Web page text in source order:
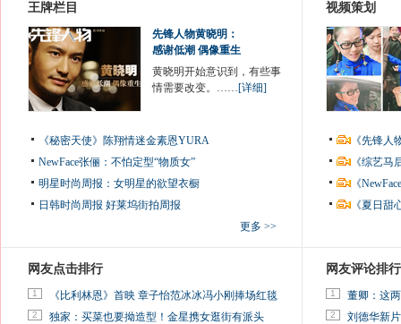
王牌栏目
先锋人物黄晓明：
感谢低潮 偶像重生
黄晓明开始意识到，有些事
情需要改变。……[详细]
《秘密天使》陈翔情迷金素恩YURA
NewFace张俪：不怕定型“物质女”
明星时尚周报：女明星的欲望衣橱
日韩时尚周报 好莱坞街拍周报
更多 >>
视频策划
《先锋
《综艺
《
《夏日
网友点击排行
1 《比利林恩》首映 章子怡范冰冰冯小刚捧场红毯
2 独家：买菜也要拗造型！金星携女逛街有派头
网友评论排行
1 董卿：这
2 刘德华新